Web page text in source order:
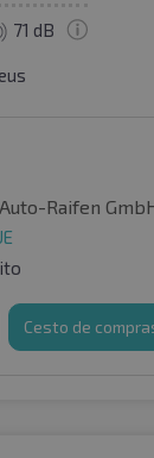
71 dB
Raifen
Cesto de